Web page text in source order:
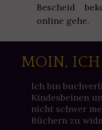
Bescheid
online gehe.
MOIN, ICH
Ich bin
Kindesbeinen
nicht schwer
Büchern zu